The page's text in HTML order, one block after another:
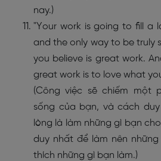
nay.)
"Your work is going to fill a
and the only way to be truly
you believe is great work.
great work is to love what
(Công việc sẽ chiếm một
sống của bạn, và cách
lòng là làm những gì bạn
duy nhất để làm nên
thích những gì bạn làm.)